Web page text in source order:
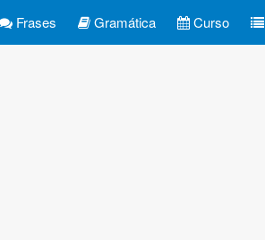
Frases Gramática Curso